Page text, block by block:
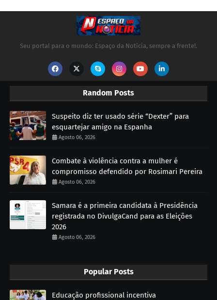
Seu portal para o mundo: Espaço da Notícia, sempre a frente!.
Random Posts
Suspeito diz ter usado série “Dexter” para
esquartejar amigo na Espanha
Agosto 06, 2026
Combate à violência contra a mulher é
compromisso defendido por Rosimari Pereira
Agosto 06, 2026
Samara é a primeira candidata à Presidência
registrada no DivulgaCand para as Eleições
2026
Agosto 06, 2026
Popular Posts
Educação profissional incentiva